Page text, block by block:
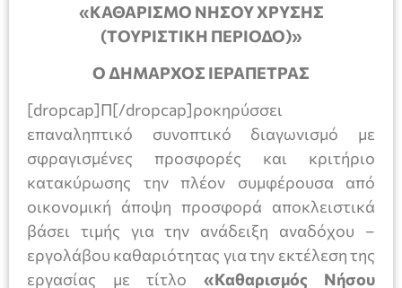
«ΚΑΘΑΡΙΣΜΟ ΝΗΣΟΥ ΧΡΥΣΗΣ
(ΤΟΥΡΙΣΤΙΚΗ ΠΕΡΙΟΔΟ)»
Ο ΔΗΜΑΡΧΟΣ ΙΕΡΑΠΕΤΡΑΣ
[dropcap]Π[/dropcap]ροκηρύσσει
επαναληπτικό συνοπτικό διαγωνισμό με
σφραγισμένες προσφορές και κριτήριο
κατακύρωσης την πλέον συμφέρουσα από
οικονομική άποψη προσφορά αποκλειστικά
βάσει τιμής για την ανάδειξη αναδόχου –
εργολάβου καθαριότητας για την εκτέλεση της
εργασίας με τίτλο «Καθαρισμός Νήσου